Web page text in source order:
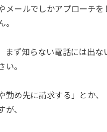
メールでしかアプローチ
。
まず知らない電話には出
い。
勤め先に請求する」とか
が、